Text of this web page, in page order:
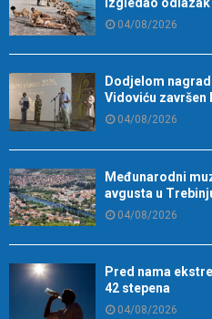
04/08/2026
Dodjelom
Vidoviću završen
04/08/2026
Međunarodni
avgusta u
04/08/2026
Pred nama
42 stepena
04/08/2026